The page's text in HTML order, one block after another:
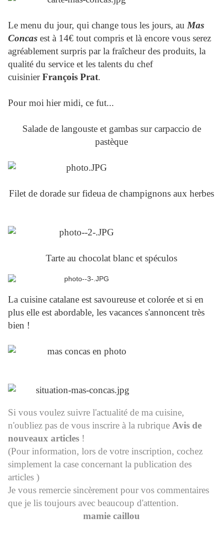
Le menu du jour, qui change tous les jours, au Mas
Concas est à 14€ tout compris et là encore vous serez
agréablement surpris par la fraîcheur des produits, la
qualité du service et les talents du chef
cuisinierFrançois Prat.
Pour moi hier midi, ce fut...
Salade de langouste et gambas sur carpaccio de
pastèque
Filet de dorade sur fideua de champignons aux herbes
Tarte au chocolat blanc et spéculos
La cuisine catalane est savoureuse et colorée et si en
plus elle est abordable, les vacances s'annoncent très
bien !
Si vous voulez suivre l'actualité de ma cuisine,
n'oubliez pas de vous inscrire à la rubrique Avis de
nouveaux articles !
(Pour information, lors de votre inscription, cochez
simplement la case concernant la publication des
articles )
Je vous remercie sincèrement pour vos commentaires
que je lis toujours avec beaucoup d'attention.
mamie caillou